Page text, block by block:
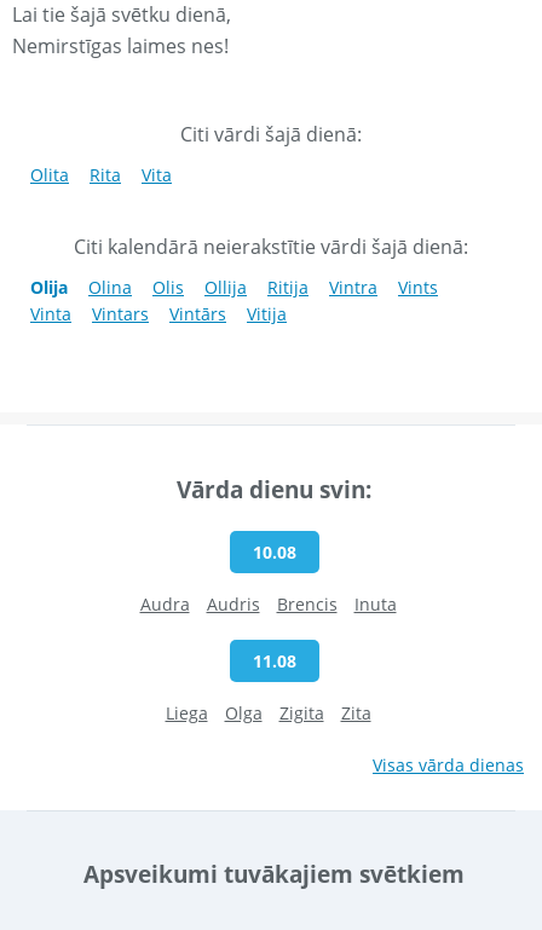
Lai tie šajā svētku dienā,
Nemirstīgas laimes nes!
Citi vārdi šajā dienā:
Olita Rita Vita
Citi kalendārā neierakstītie vārdi šajā dienā:
Olija Olina Olis Ollija Ritija Vintra
Vints
Vinta
Vintars Vintārs Vitija
Vārda dienu svin:
10.08
Audra Audris Brencis Inuta
11.08
Liega Olga Zigita Zita
Visas vārda dienas
Apsveikumi tuvākajiem svētkiem